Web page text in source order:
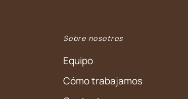
Sobre nosotros
Equipo
Cómo trabajamos